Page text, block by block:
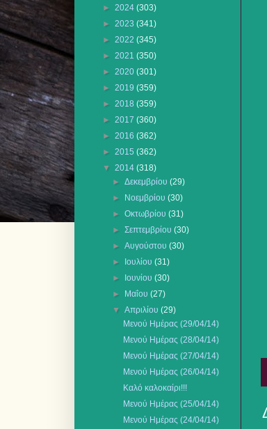
► 2024 (303)
► 2023 (341)
► 2022 (345)
► 2021 (350)
► 2020 (301)
► 2019 (359)
► 2018 (359)
► 2017 (360)
► 2016 (362)
► 2015 (362)
▼ 2014 (318)
►Δεκεμβρίου(29)
►
Νοεμβρίου(30)
►Οκτωβρίου(31)
►Σεπτεμβρίου(30)
►Αυγούστου(30)
►
Ιουλίου(31)
►
Ιουνίου(30)
►
Μαΐου(27)
▼Απριλίου(29)
Μενού Ημέρας (29/04/14)
Μενού Ημέρας (28/04/14)
Μενού Ημέρας (27/04/14)
Μενού Ημέρας (26/04/14)
Καλό καλοκαίρι!!!
Μενού Ημέρας (25/04/14)
Μενού Ημέρας (24/04/14)